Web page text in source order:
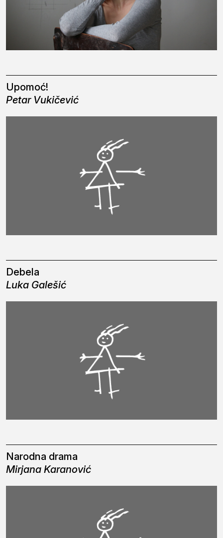
Upomoć!
Petar Vukičević
Debela
Luka Galešić
Narodna drama
Mirjana Karanović